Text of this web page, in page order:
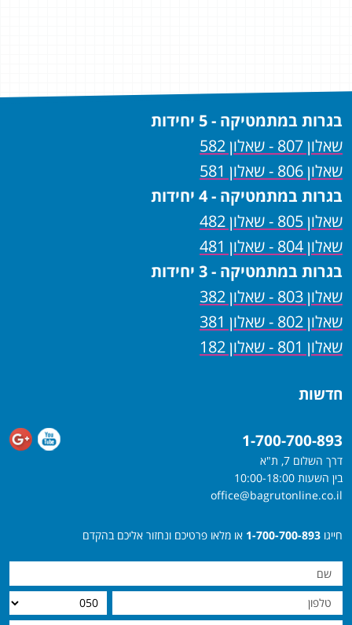
בגרות במתמטיקה - 5 יחידות
שאלון 807 - שאלון 582
שאלון 806 - שאלון 581
בגרות במתמטיקה - 4 יחידות
שאלון 805 - שאלון 482
שאלון 804 - שאלון 481
בגרות במתמטיקה - 3 יחידות
שאלון 803 - שאלון 382
שאלון 802 - שאלון 381
שאלון 801 - שאלון 182
חדשות
1-700-700-893
דרך השלום 7, ת"א
בין השעות 10:00-18:00
office@bagrutonline.co.il
חייגו 1-700-700-893 או מלאו פרטיכם ונחזור אליכם בהקדם